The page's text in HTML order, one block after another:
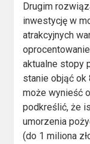
Drugim
inwestycję w
atrakcyjnych
aktualne stopy
stanie objąć
może wynieść
podkreślić, że
umorzenia
(do 1 miliona